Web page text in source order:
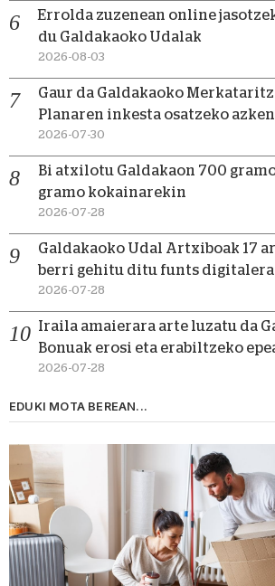
Errolda zuzenean online
du Galdakaoko Udalak
2026-08-03
Gaur da Galdakaoko
Planaren inkesta osatzeko
2026-07-30
Bi atxilotu Galdakaon 700
gramo kokainarekin
2026-07-28
Galdakaoko Udal Artxiboak 17
berri gehitu ditu funts digitalera
2026-07-28
Iraila amaierara arte luzatu da
Bonuak erosi eta erabiltzeko
2026-07-28
EDUKI MOTA BEREAN...